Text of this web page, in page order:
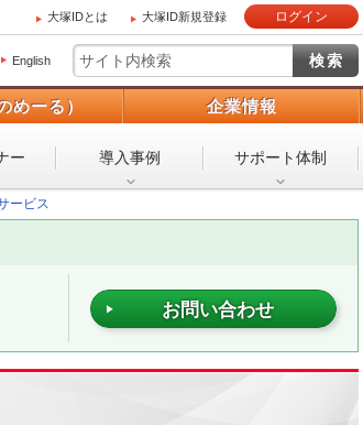
大塚IDとは 大塚ID新規登録 ログイン
English
めーる） 企業情報
ー 導入事例 サポート体制
ービス
お問い合わせ